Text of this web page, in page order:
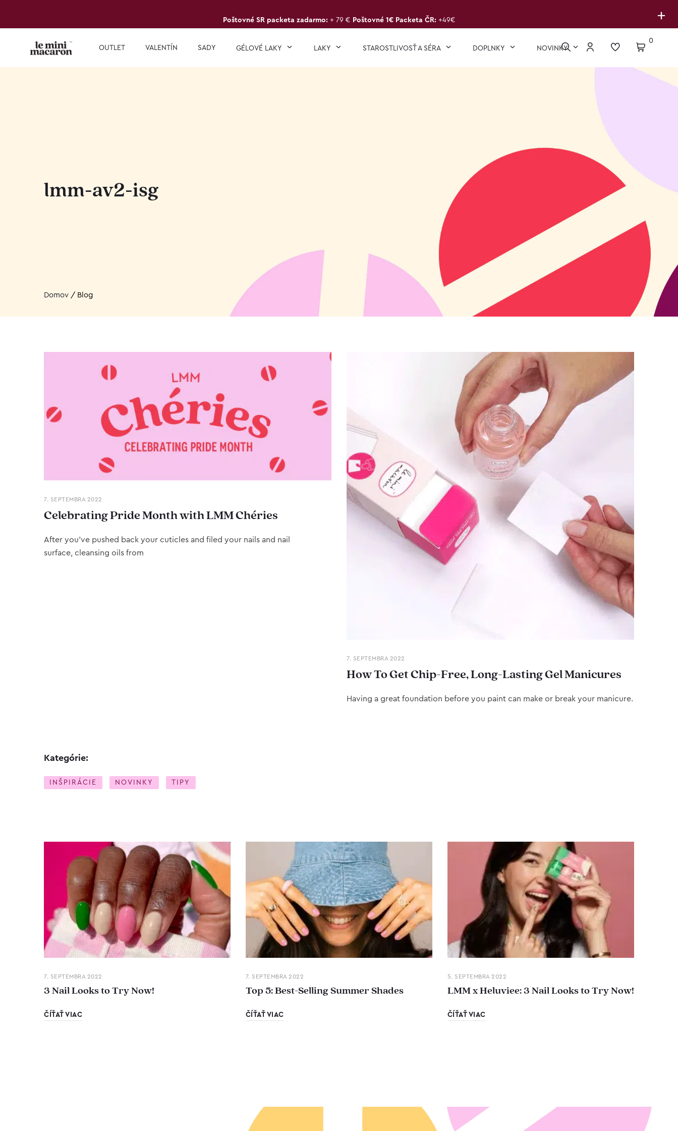
+
Poštovné SR packeta zadarmo: + 79 € Poštovné 1€ Packeta ČR: +49€
OUTLET VALENTÍN SADY GÉLOVÉ LAKY LAKY STAROSTLIVOSŤ A SÉRA DOPLNKY NOVINKY
0
lmm-av2-isg
Domov / Blog
7. SEPTEMBRA 2022
Celebrating Pride Month with LMM Chéries
After you’ve pushed back your cuticles and filed your nails and nail
surface, cleansing oils from
7. SEPTEMBRA 2022
How To Get Chip-Free, Long-Lasting Gel Manicures
Having a great foundation before you paint can make or break your manicure.
Kategórie:
INŠPIRÁCIE NOVINKY TIPY
7. SEPTEMBRA 2022
3 Nail Looks to Try Now!
ČÍŤAŤ VIAC
7. SEPTEMBRA 2022
Top 5: Best-Selling Summer Shades
ČÍŤAŤ VIAC
5. SEPTEMBRA 2022
LMM x Heluviee: 3 Nail Looks to Try Now!
ČÍŤAŤ VIAC